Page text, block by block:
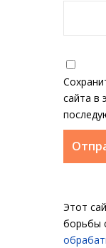
сайта в
Этот
борьбы